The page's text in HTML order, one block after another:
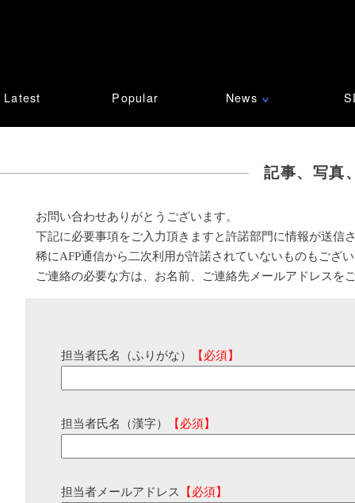
Latest Popular News ∨
記事、写真
お問い合わせありがとうございます。
下記に必要事項をご入力頂きますと許諾部門に情報が送信
稀にAFP通信から二次利用が許諾されていないものもござ
ご連絡の必要な方は、お名前、ご連絡先メールアドレスを
担当者氏名（ふりがな） 【必須】
担当者氏名（漢字） 【必須】
担当者メールアドレス 【必須】